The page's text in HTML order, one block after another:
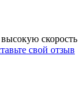
скорость
свой отзыв